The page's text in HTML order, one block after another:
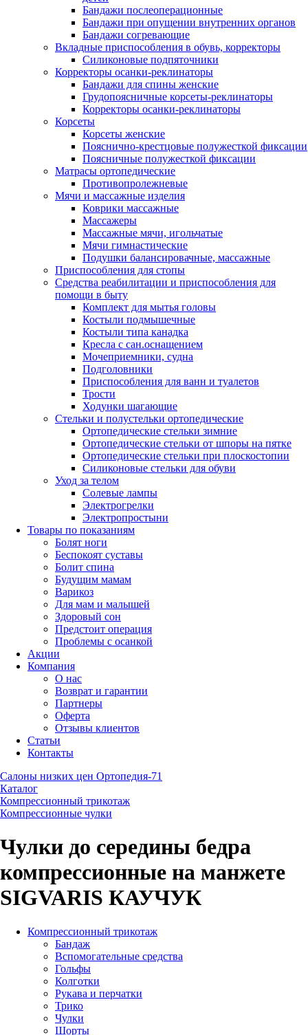
Бандажи послеоперационные
Бандажи при опущении внутренних органов
Бандажи согревающие
Вкладные приспособления в обувь, корректоры
Силиконовые подпяточники
Корректоры осанки-реклинаторы
Бандажи для спины женские
Грудопоясничные корсеты-реклинаторы
Корректоры осанки-реклинаторы
Корсеты
Корсеты женские
Пояснично-крестцовые полужесткой фиксации
Поясничные полужесткой фиксации
Матрасы ортопедические
Противопролежневые
Мячи и массажные изделия
Коврики массажные
Массажеры
Массажные мячи, игольчатые
Мячи гимнастические
Подушки балансировачные, массажные
Приспособления для стопы
Средства реабилитации и приспособления для
помощи в быту
Комплект для мытья головы
Костыли подмышечные
Костыли типа канадка
Кресла с сан.оснащением
Мочеприемники, судна
Подголовники
Приспособления для ванн и туалетов
Трости
Ходунки шагающие
Стельки и полустельки ортопедические
Ортопедические стельки зимние
Ортопедические стельки от шпоры на пятке
Ортопедические стельки при плоскостопии
Силиконовые стельки для обуви
Уход за телом
Солевые лампы
Электрогрелки
Электропростыни
Товары по показаниям
Болят ноги
Беспокоят суставы
Болит спина
Будущим мамам
Варикоз
Для мам и малышей
Здоровый сон
Предстоит операция
Проблемы с осанкой
Акции
Компания
О нас
Возврат и гарантии
Партнеры
Оферта
Отзывы клиентов
Статьи
Контакты
Салоны низких цен Ортопедия-71
Каталог
Компрессионный трикотаж
Компрессионные чулки
Чулки до середины бедра
компрессионные на манжете
SIGVARIS КАУЧУК
Компрессионный трикотаж
Бандаж
Вспомогательные средства
Гольфы
Колготки
Рукава и перчатки
Трико
Чулки
Шорты